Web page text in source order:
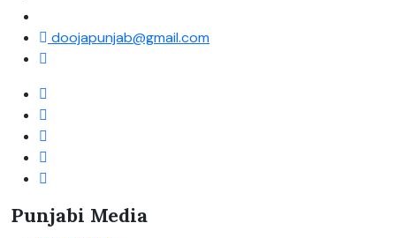
doojapunjab@gmail.com
Punjabi Media